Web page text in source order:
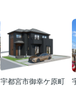
宇都宮市御幸ケ原町